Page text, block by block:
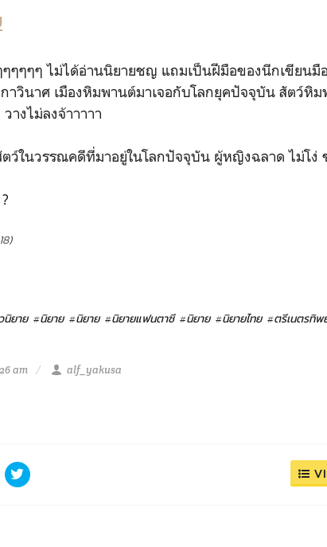
ๆๆๆๆ ไม่ได้อ่านนิยายชญ แถมเป็นฝีมือของนีกเขียน
าวินาศ เมืองหิมพานต์มาเจอกับโลกยุคปัจจุบัน สัตว์หิ
างไม่ลงจ้าาาาา
ตว์ในวรรณคดีที่มาอยู่ในโลกปัจจุบัน ผู้หญิงฉลาด ไม่โง่
นิยาย #นิยาย #นิยาย #นิยายแฟนตาซี #นิยาย #นิยายไทย #ตรีเนตรทิพ
am alf_yakusa